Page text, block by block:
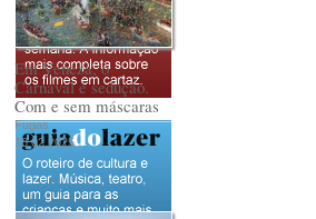
Em Veneza, o
Carnaval é sedução.
Com e sem máscaras
Fugas
18.02.2025